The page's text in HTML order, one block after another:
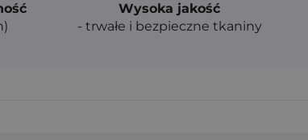
Wysoka jakość
- trwałe i bezpieczne tkaniny